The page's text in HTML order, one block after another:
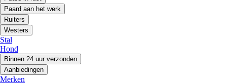
Paard aan het werk
Ruiters
Westers
Stal
Hond
Binnen 24 uur verzonden
Aanbiedingen
Merken